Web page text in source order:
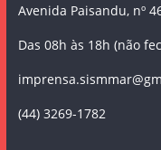
Avenida Paisandu, nº
Das 08h às 18h (não
(44) 3269-1782